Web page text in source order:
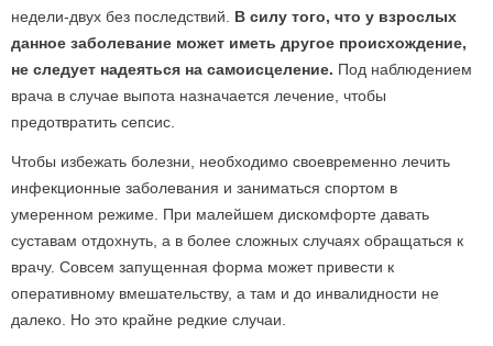
недели-двух без последствий. В силу того, что у взрослых
данное заболевание может иметь другое происхождение,
не следует надеяться на самоисцеление. Под наблюдением
врача в случае выпота назначается лечение, чтобы
предотвратить сепсис.
Чтобы избежать болезни, необходимо своевременно лечить
инфекционные заболевания и заниматься спортом в
умеренном режиме. При малейшем дискомфорте давать
суставам отдохнуть, а в более сложных случаях обращаться к
врачу. Совсем запущенная форма может привести к
оперативному вмешательству, а там и до инвалидности не
далеко. Но это крайне редкие случаи.